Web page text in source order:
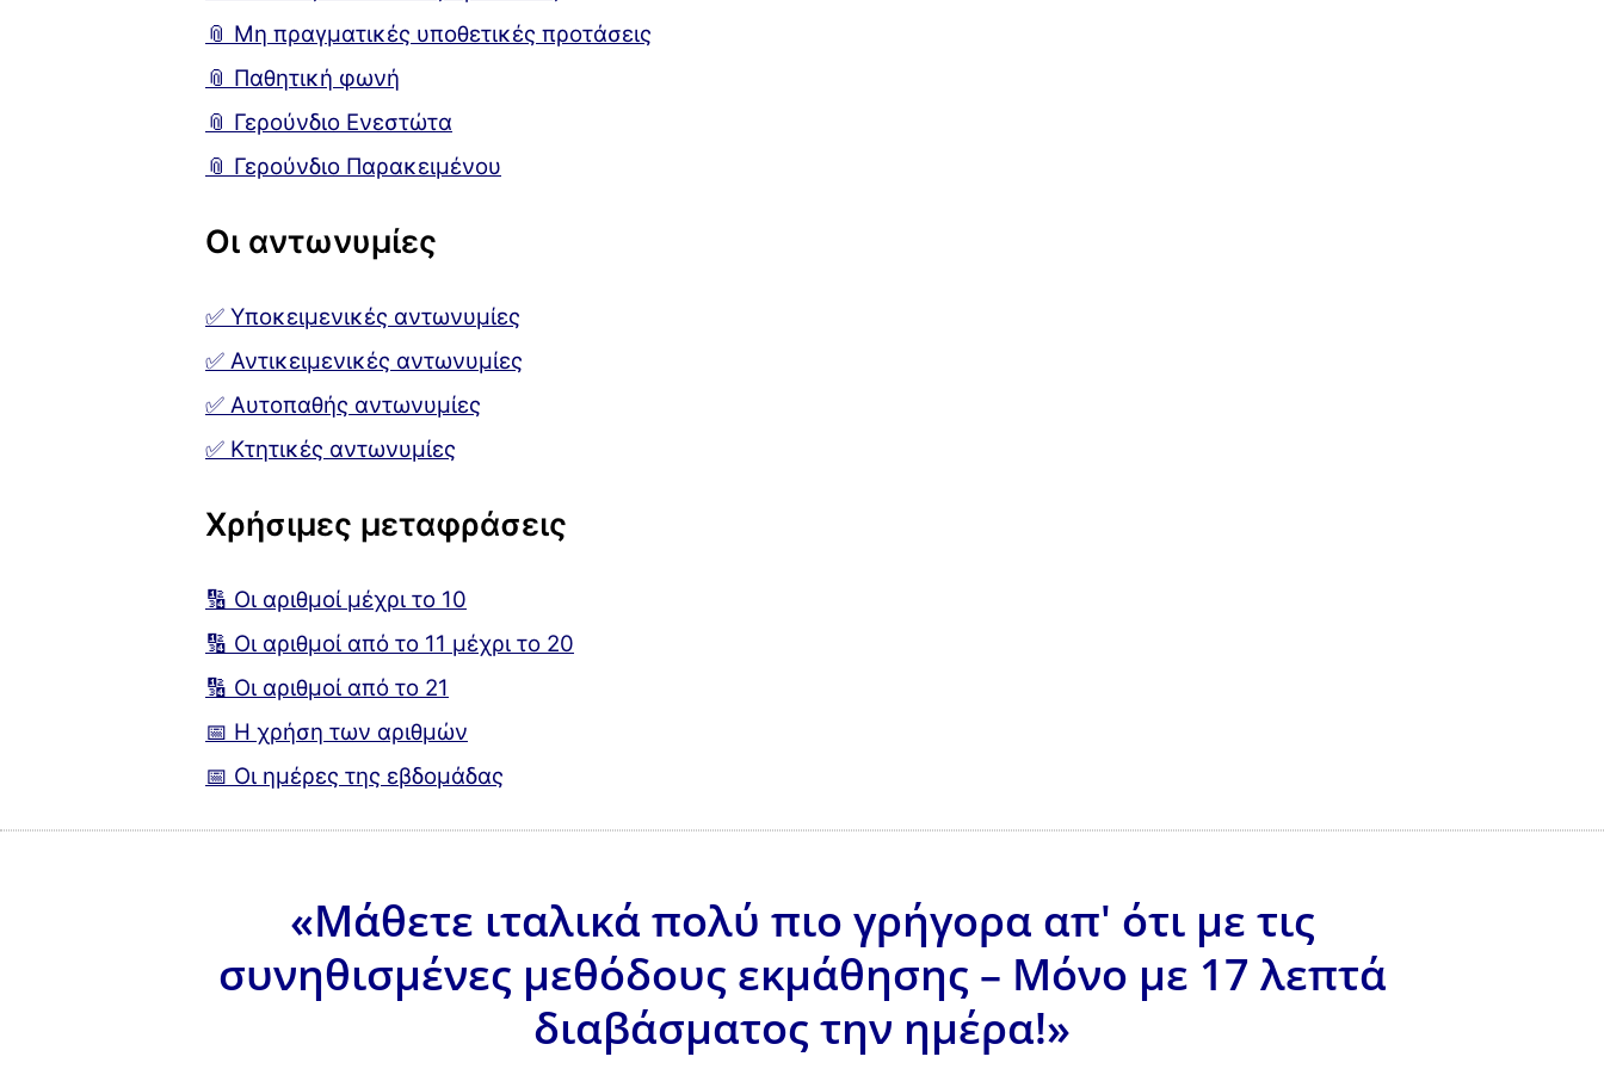
📎 Μη πραγματικές υποθετικές προτάσεις
📎 Παθητική φωνή
📎 Γερούνδιο Ενεστώτα
📎 Γερούνδιο Παρακειμένου
Οι αντωνυμίες
✅ Υποκειμενικές αντωνυμίες
✅ Αντικειμενικές αντωνυμίες
✅ Αυτοπαθής αντωνυμίες
✅ Κτητικές αντωνυμίες
Χρήσιμες μεταφράσεις
🔢 Οι αριθμοί μέχρι το 10
🔢 Οι αριθμοί από το 11 μέχρι το 20
🔢 Οι αριθμοί από το 21
📅 Η χρήση των αριθμών
📅 Οι ημέρες της εβδομάδας
«Μάθετε ιταλικά πολύ πιο γρήγορα απ' ότι με τις
συνηθισμένες μεθόδους εκμάθησης – Μόνο με 17 λεπτά
διαβάσματος την ημέρα!»